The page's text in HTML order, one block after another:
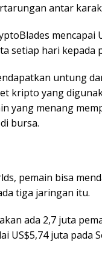
antar
mencapai
setiap hari kepada
untung
kripto yang
yang menang
bursa.
pemain bisa
tiga jaringan itu.
ada 2,7 juta
US$5,74 juta pada